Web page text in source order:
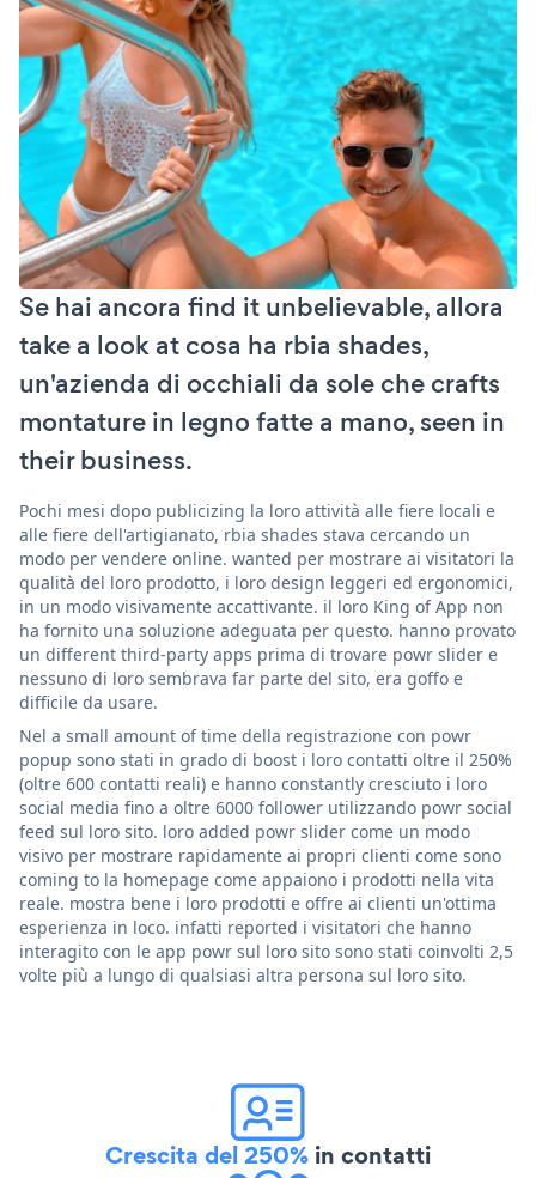
Se hai ancora find it unbelievable, allora
take a look at cosa ha rbia shades,
un'azienda di occhiali da sole che crafts
montature in legno fatte a mano, seen in
their business.
Pochi mesi dopo publicizing la loro attività alle fiere locali e
alle fiere dell'artigianato, rbia shades stava cercando un
modo per vendere online. wanted per mostrare ai visitatori la
qualità del loro prodotto, i loro design leggeri ed ergonomici,
in un modo visivamente accattivante. il loro King of App non
ha fornito una soluzione adeguata per questo. hanno provato
un different third-party apps prima di trovare powr slider e
nessuno di loro sembrava far parte del sito, era goffo e
difficile da usare.
Nel a small amount of time della registrazione con powr
popup sono stati in grado di boost i loro contatti oltre il 250%
(oltre 600 contatti reali) e hanno constantly cresciuto i loro
social media fino a oltre 6000 follower utilizzando powr social
feed sul loro sito. loro added powr slider come un modo
visivo per mostrare rapidamente ai propri clienti come sono
coming to la homepage come appaiono i prodotti nella vita
reale. mostra bene i loro prodotti e offre ai clienti un'ottima
esperienza in loco. infatti reported i visitatori che hanno
interagito con le app powr sul loro sito sono stati coinvolti 2,5
volte più a lungo di qualsiasi altra persona sul loro sito.
Crescita del 250% in contatti